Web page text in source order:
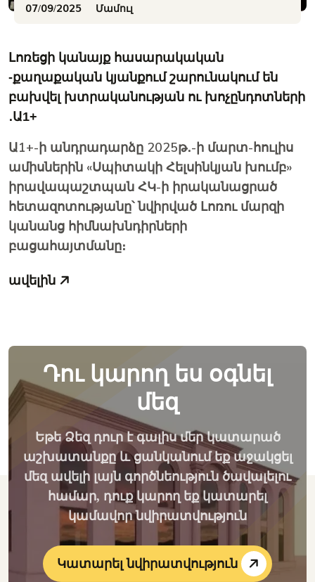
07/09/2025 Մամուլ
Լոռեցի կանայք հասարակական
-քաղաքական կյանքում շարունակում են
բախվել խտրականության ու խոչընդոտների
․Ա1+
Ա1+-ի անդրադարձը 2025թ․-ի մարտ-հուլիս
ամիսներին «Սպիտակի Հելսինկյան խումբ»
իրավապաշտպան ՀԿ-ի իրականացրած
հետազոտությանը՝ նվիրված Լոռու մարզի
կանանց հիմնախնդիրների
բացահայտմանը։
ավելին
Դու կարող ես օգնել
մեզ
Եթե Ձեզ դուր է գալիս մեր կատարած
աշխատանքը և ցանկանում եք աջակցել
մեզ ավելի լայն գործնեություն ծավալելու
համար, դուք կարող եք կատարել
կամավոր նվիրատվություն
Կատարել նվիրատվություն